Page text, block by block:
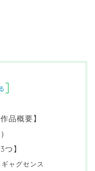
]
品概要】
】
ャグセンス